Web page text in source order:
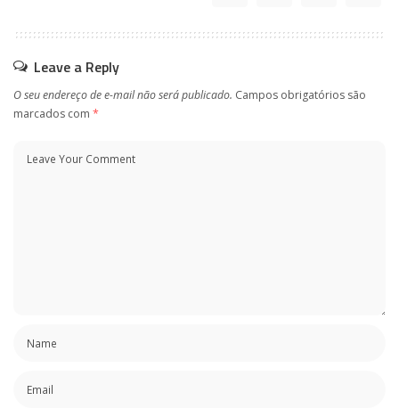
Leave a Reply
O seu endereço de e-mail não será publicado. Campos obrigatórios são
marcados com *